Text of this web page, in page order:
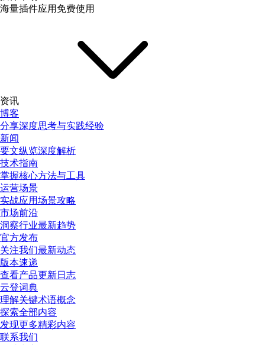
海量插件应用免费使用
资讯
博客
分享深度思考与实践经验
新闻
要文纵览深度解析
技术指南
掌握核心方法与工具
运营场景
实战应用场景攻略
市场前沿
洞察行业最新趋势
官方发布
关注我们最新动态
版本速递
查看产品更新日志
云登词典
理解关键术语概念
探索全部内容
发现更多精彩内容
联系我们